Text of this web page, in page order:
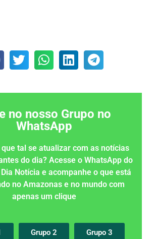
no nosso Grupo no
WhatsApp
tal se atualizar com as notícias
do dia? Acesse o WhatsApp do
Notícia e acompanhe o que está
no Amazonas e no mundo com
apenas um clique
Grupo 2 Grupo 3